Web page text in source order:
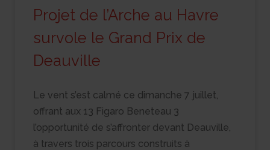
Projet de l’Arche au Havre
survole le Grand Prix de
Deauville
Le vent s’est calmé ce dimanche 7 juillet,
offrant aux 13 Figaro Beneteau 3
l’opportunité de s’affronter devant Deauville,
à travers trois parcours construits à